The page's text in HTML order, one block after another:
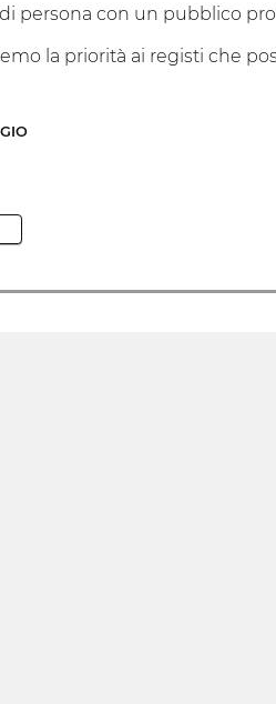
persona con un pubblico
la priorità ai registi che